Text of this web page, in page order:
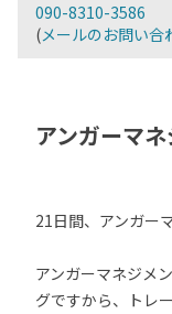
090-8310-3586
(メールのお問い合
アンガーマ
21日間、アンガー
アンガーマネジメ
グですから、トレ